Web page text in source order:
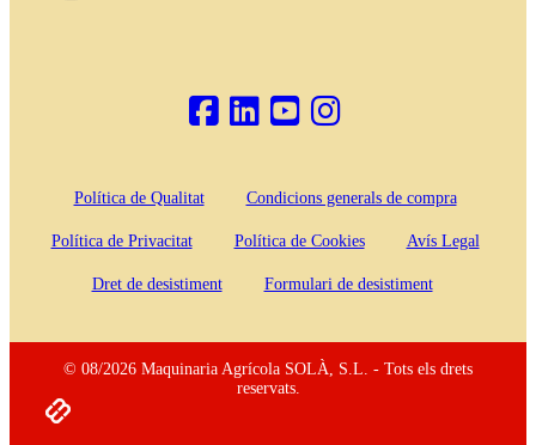
Política de Qualitat Condicions generals de compra
Política de Privacitat Política de Cookies Avís Legal
Dret de desistiment Formulari de desistiment
© 08/2026 Maquinaria Agrícola SOLÀ, S.L. - Tots els drets
reservats.